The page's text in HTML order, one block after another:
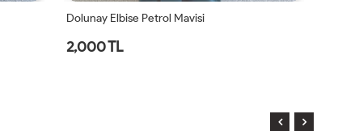
Dolunay Elbise Petrol Mavisi
2,000 TL